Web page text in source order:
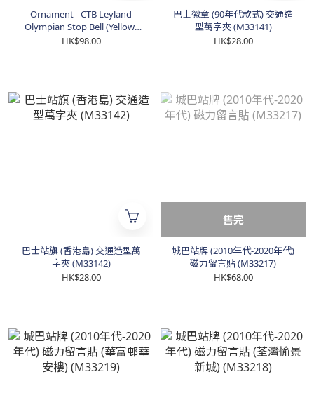
Ornament - CTB Leyland
Olympian Stop Bell (Yellow)
(M33501)
HK$98.00
巴士徽章 (90年代款式) 交通造
型萬字夾 (M33141)
HK$28.00
巴士站旗 (香港島) 交通造型萬
字夾 (M33142)
HK$28.00
售完
城巴站牌 (2010年代-2020年代)
磁力留言貼 (M33217)
HK$68.00